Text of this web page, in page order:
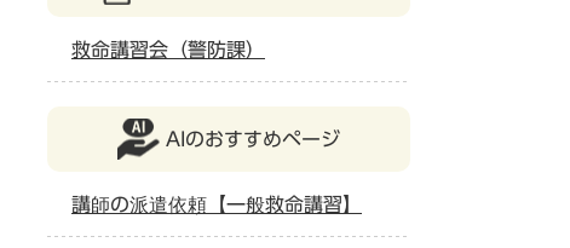
救命講習会（警防課）
AIのおすすめページ
講師の派遣依頼【一般救命講習】